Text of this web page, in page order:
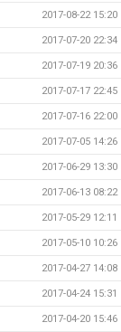
2017-08-22 15:20
2017-07-20 22:34
2017-07-19 20:36
2017-07-17 22:45
2017-07-16 22:00
2017-07-05 14:26
2017-06-29 13:30
2017-06-13 08:22
2017-05-29 12:11
2017-05-10 10:26
2017-04-27 14:08
2017-04-24 15:31
2017-04-20 15:46